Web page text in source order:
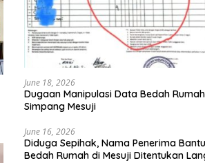
June 18, 2026
Dugaan Manipulasi Data Bedah
Simpang Mesuji
June 16, 2026
Diduga Sepihak, Nama Penerima
Bedah Rumah di Mesuji Ditentukan